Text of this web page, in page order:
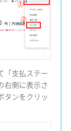
「支払ステー
右側に表示さ
タンをクリッ